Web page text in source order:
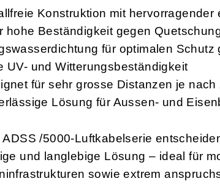
Konstruktion mit
hohe Beständigkeit gegen
für optimalen Schutz
UV- und Witterungsbeständigkeit
für sehr grosse Distanzen je
Lösung für Aussen- und
ADSS /5000-Luftkabelserie
und langlebige Lösung – ideal für
sowie extrem